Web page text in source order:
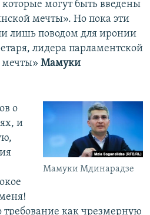
которые могут быть введены
мечты». Но пока эти
лишь поводом для иронии
лидера парламентской
мечты» Мамуки
Мамуки Мдинарадзе
о
и
требование как чрезмерную